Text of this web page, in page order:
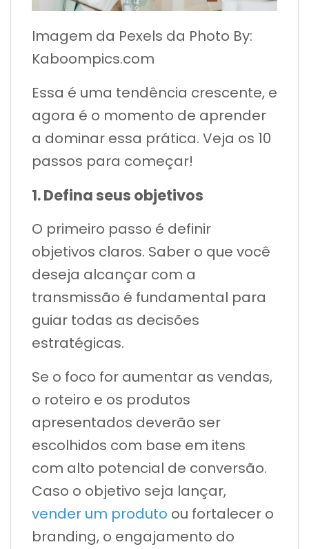
Imagem da Pexels da Photo By:
Kaboompics.com
Essa é uma tendência crescente, e
agora é o momento de aprender
a dominar essa prática. Veja os 10
passos para começar!
1. Defina seus objetivos
O primeiro passo é definir
objetivos claros. Saber o que você
deseja alcançar com a
transmissão é fundamental para
guiar todas as decisões
estratégicas.
Se o foco for aumentar as vendas,
o roteiro e os produtos
apresentados deverão ser
escolhidos com base em itens
com alto potencial de conversão.
Caso o objetivo seja lançar,
vender um produto ou fortalecer o
branding, o engajamento do